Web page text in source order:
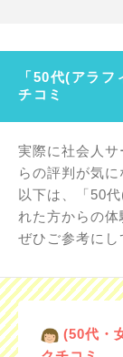
「50代(アラ
チコミ
実際に社会人
らの評判が気に
以下は、「50
れた方からの体
ぜひご参考にし
(50代・